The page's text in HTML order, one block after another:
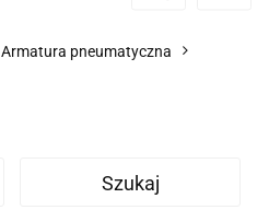
Dodaj zgłoszenie
Armatura pneumatyczna
Szukaj